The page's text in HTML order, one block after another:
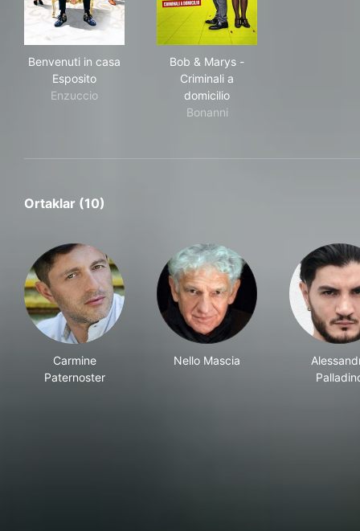
Benvenuti in casa
Esposito
Enzuccio
Bob & Marys -
Criminali a
domicilio
Bonanni
Ortaklar (10)
Carmine
Paternoster
Nello Mascia